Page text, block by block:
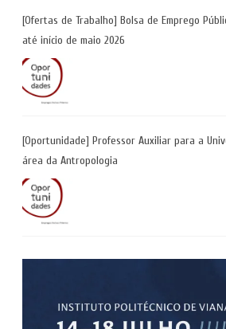
[Ofertas de Trabalho] Bolsa de Emprego
até início de maio 2026
[Oportunidade] Professor Auxiliar para a
área da Antropologia